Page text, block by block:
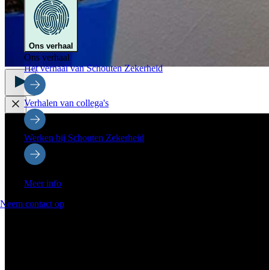
Ons verhaal
Ons verhaal
Het verhaal van Schouten Zekerheid
Verhalen van collega's
Werken bij Schouten Zekerheid
Meer info
Neem contact op